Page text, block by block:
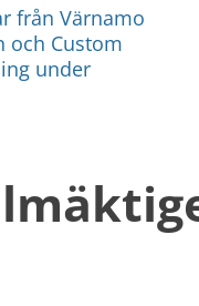
från Värnamo
och Custom
under